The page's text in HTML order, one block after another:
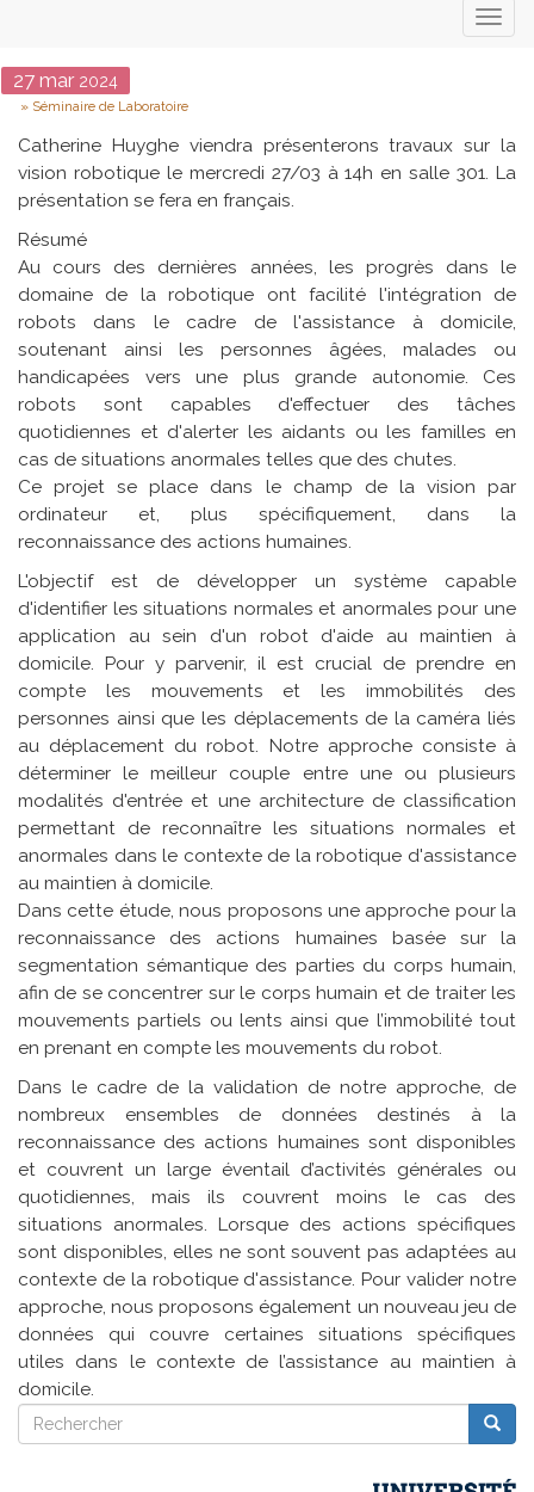
Date
27 mar2024
Type
Séminaire de Laboratoire
Catherine Huyghe viendra présenterons travaux sur la
vision robotique le mercredi 27/03 à 14h en salle 301. La
présentation se fera en français.
Résumé
Au cours des dernières années, les progrès dans le
domaine de la robotique ont facilité l'intégration de
robots dans le cadre de l'assistance à domicile,
soutenant ainsi les personnes âgées, malades ou
handicapées vers une plus grande autonomie. Ces
robots sont capables d'effectuer des tâches
quotidiennes et d'alerter les aidants ou les familles en
cas de situations anormales telles que des chutes.
Ce projet se place dans le champ de la vision par
ordinateur et, plus spécifiquement, dans la
reconnaissance des actions humaines.
L'objectif est de développer un système capable
d'identifier les situations normales et anormales pour une
application au sein d'un robot d'aide au maintien à
domicile. Pour y parvenir, il est crucial de prendre en
compte les mouvements et les immobilités des
personnes ainsi que les déplacements de la caméra liés
au déplacement du robot. Notre approche consiste à
déterminer le meilleur couple entre une ou plusieurs
modalités d'entrée et une architecture de classification
permettant de reconnaître les situations normales et
anormales dans le contexte de la robotique d'assistance
au maintien à domicile.
Dans cette étude, nous proposons une approche pour la
reconnaissance des actions humaines basée sur la
segmentation sémantique des parties du corps humain,
afin de se concentrer sur le corps humain et de traiter les
mouvements partiels ou lents ainsi que l’immobilité tout
en prenant en compte les mouvements du robot.
Dans le cadre de la validation de notre approche, de
nombreux ensembles de données destinés à la
reconnaissance des actions humaines sont disponibles
et couvrent un large éventail d’activités générales ou
quotidiennes, mais ils couvrent moins le cas des
situations anormales. Lorsque des actions spécifiques
sont disponibles, elles ne sont souvent pas adaptées au
contexte de la robotique d'assistance. Pour valider notre
approche, nous proposons également un nouveau jeu de
données qui couvre certaines situations spécifiques
utiles dans le contexte de l’assistance au maintien à
domicile.
Rechercher
Rechercher